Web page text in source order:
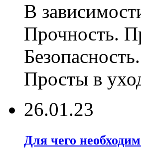
В
Прочность.
Просты в
26.01.23
Для чего